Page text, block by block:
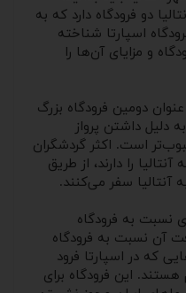
دو فرودگاه دارد که به
اسپارتا شناخته
و مزایای آن‌ها را
دومین فرودگاه بزرگ
دلیل داشتن پرواز
است. اکثر گردشگران
را دارند، از طریق
آنتالیا سفر می‌کنند.
نسبت به فرودگاه
آن نسبت به فرودگاه
که در اسپارتا فرود
این فرودگاه برای